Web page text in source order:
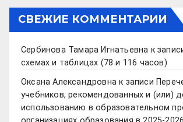
СВЕЖИЕ КОММЕНТАРИИ
Сербинова Тамара Игнатьевна к
схемах и таблицах (78 и 116 часов)
Оксана Александровна к записи
учебников, рекомендованных и (или)
использованию в образовательном